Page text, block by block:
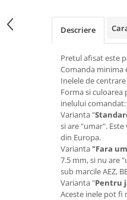
Descriere
Pretul afisat este
Comanda minima
Inelele de
Forma si
inelului comandat:
Varianta "
si are "umar".
din Europa.
Varianta "Fara
7.5 mm, si nu are
sub marcile AEZ,
Varianta "Pentru
Aceste inele pot